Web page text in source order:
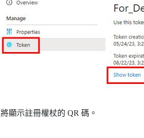
將顯示註冊權杖的 QR 碼。